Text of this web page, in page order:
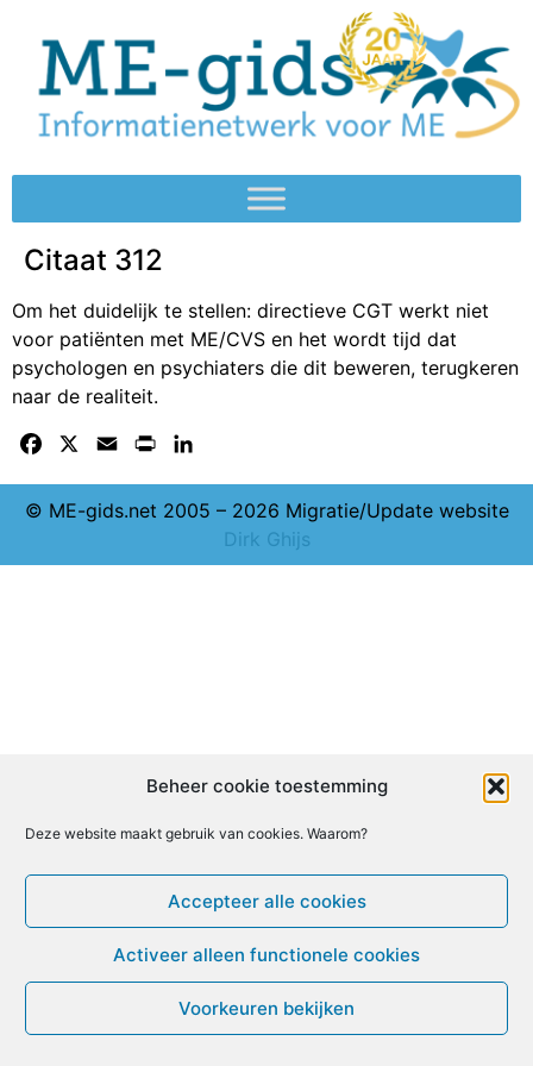
Beheer cookie toestemming
Deze website maakt gebruik van cookies. Waarom?
Accepteer alle cookies
Activeer alleen functionele cookies
Voorkeuren bekijken
Citaat 312
Om het duidelijk te stellen: directieve CGT werkt niet
voor patiënten met ME/CVS en het wordt tijd dat
psychologen en psychiaters die dit beweren, terugkeren
naar de realiteit.
Facebook Email Print
© ME-gids.net 2005 – 2026 Migratie/Update website
Dirk Ghijs